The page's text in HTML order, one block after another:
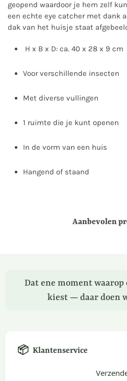
geopend waardoor je hem zelf
een echte eye catcher met dank
dak van het huisje staat
H x B x D: ca. 40 x 28 x 9 cm
Voor verschillende insecten
Met diverse vullingen
1 ruimte die je kunt openen
In de vorm van een huis
Hangend of staand
Aanbevolen
Dat ene moment
kiest — daar doen
📦 Klantenservice